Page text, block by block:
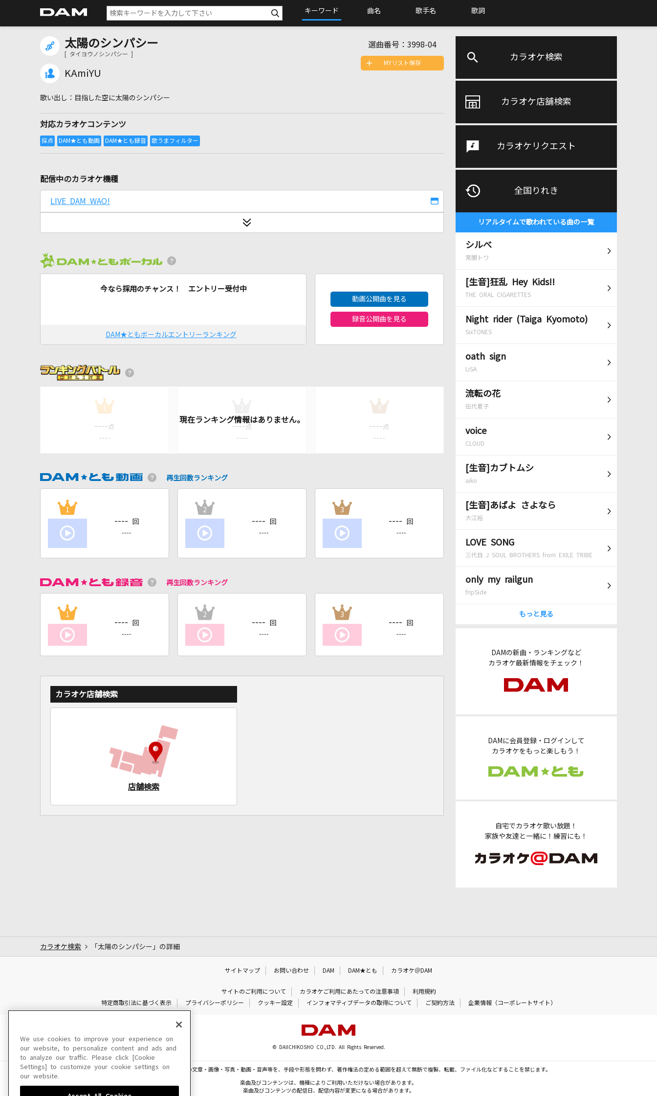
キーワード 曲名 歌手名 歌詞
カラオケ検索
カラオケ店舗検索
カラオケリクエスト
全国りれき
リアルタイムで歌われている曲の一覧
シルべ
常闇トワ
[生音]狂乱 Hey Kids!!
THE ORAL CIGARETTES
Night rider (Taiga Kyomoto)
SixTONES
oath sign
LiSA
流転の花
伍代夏子
voice
CLOUD
[生音]カブトムシ
aiko
[生音]あばよ さよなら
大江裕
LOVE SONG
三代目 J SOUL BROTHERS from EXILE TRIBE
only my railgun
fripSide
もっと見る
DAMの新曲・ランキングなど
カラオケ最新情報をチェック！
DAMに会員登録・ログインして
カラオケをもっと楽しもう！
自宅でカラオケ歌い放題！
家族や友達と一緒に！練習にも！
太陽のシンパシー
[ タイヨウノシンパシー ]
KAmiYU
選曲番号： 3998-04
目指した空に太陽のシンパシー
対応カラオケコンテンツ
MYリスト保存
配信中のカラオケ機種
LIVE DAM WAO!
今なら採用のチャンス！ エントリー受付中
DAM★ともボーカルエントリーランキング
動画公開曲を見る
録音公開曲を見る
1
---- 点
----
---- 点
----
3
---- 点
----
再生回数ランキング
1
---- 回
----
2
---- 回
----
3
---- 回
----
再生回数ランキング
1
---- 回
----
2
---- 回
----
3
---- 回
----
カラオケ店舗検索
店舗検索
カラオケ検索 「太陽のシンパシー」の詳細
サイトマップ お問い合わせ DAM DAM★とも カラオケ＠DAM
サイトのご利用について カラオケご利用にあたっての注意事項
利用規約
特定商取引法に基づく表示
プライバシーポリシー クッキー設定 インフォマティブデータの取得について ご契約方法 企業情報（コーポレートサイト）
© DAIICHIKOSHO CO.,LTD. All Rights Reserved.
このサイトに掲載されている一切の文章・画像・写真・動画・音声等を、手段や形態を問わず、著作権法の定める範囲を超えて無断で複製、転載、ファイル化などすることを禁じます。
楽曲及びコンテンツは、機種によりご利用いただけない場合があります。
楽曲及びコンテンツの配信日、配信内容が変更になる場合があります。
We use cookies to improve your experience on
our website, to personalize content and ads and
to analyze our traffic. Please click [Cookie
Settings] to customize your cookie settings on
our website.